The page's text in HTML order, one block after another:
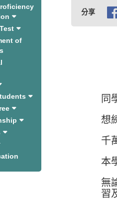
of
分享
同
想
千
本
無
習